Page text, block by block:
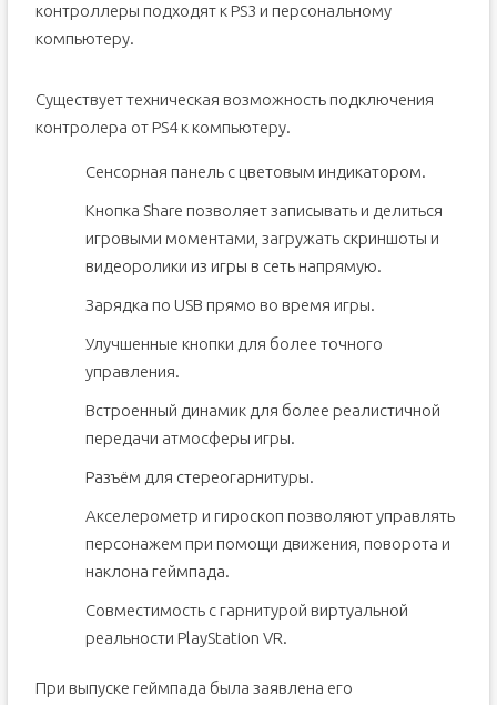
Как подключить геймпад PS4 к ПК через Bluetooth
Подключение джойстика при помощи Bluetooth-
Через Steam
Видео: подключаем геймпад PS4 к компьютеру
Как подключить геймпад от PS4 к ПК через Bluetooth:
Продвинутый способ:
контроллеры подходят к PS3 и персональному
компьютеру.
Существует техническая возможность подключения
контролера от PS4 к компьютеру.
Сенсорная панель с цветовым индикатором.
Кнопка Share позволяет записывать и делиться
игровыми моментами, загружать скриншоты и
видеоролики из игры в сеть напрямую.
Зарядка по USB прямо во время игры.
Улучшенные кнопки для более точного
управления.
Встроенный динамик для более реалистичной
передачи атмосферы игры.
Разъём для стереогарнитуры.
Акселерометр и гироскоп позволяют управлять
персонажем при помощи движения, поворота и
наклона геймпада.
Совместимость с гарнитурой виртуальной
реальности PlayStation VR.
При выпуске геймпада была заявлена его